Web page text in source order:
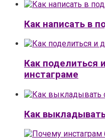
Как написать в
Как поделиться
инстаграме
Как